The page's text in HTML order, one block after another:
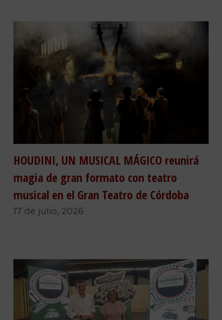
HOUDINI, UN MUSICAL MÁGICO reunirá
magia de gran formato con teatro
musical en el Gran Teatro de Córdoba
17 de julio, 2026